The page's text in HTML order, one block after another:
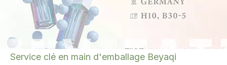
Service clé en main d'emballage Beyaqi